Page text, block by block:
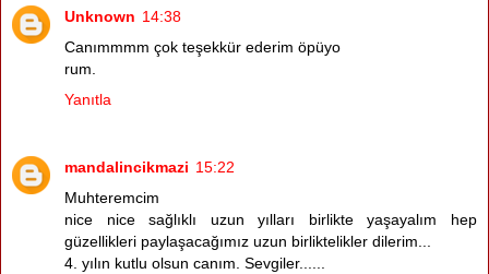
Unknown 14:38
Canımmmm çok teşekkür ederim öpüyo
rum.
Yanıtla
mandalincikmazi 15:22
Muhteremcim
nice nice sağlıklı uzun yılları birlikte yaşayalım hep
güzellikleri paylaşacağımız uzun birliktelikler dilerim...
4. yılın kutlu olsun canım. Sevgiler......